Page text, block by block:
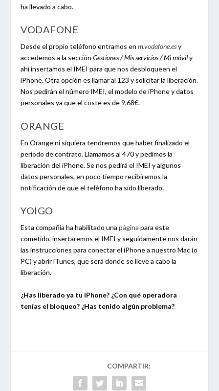
ha llevado a cabo.
VODAFONE
Desde el propio teléfono entramos enm.vodafone.esy
accedemos a la secciónGestiones / Mis servicios / Mi móvily
ahí insertamos el IMEI para que nos desbloqueen el
iPhone. Otra opción es llamar al 123 y solicitar la liberación.
Nos pedirán el número IMEI, el modelo de iPhone y datos
personales ya que el coste es de 9,68€.
ORANGE
En Orange ni siquiera tendremos que haber finalizado el
periodo de contrato. Llamamos al 470 y pedimos la
liberación del iPhone. Se nos pedirá el IMEI y algunos
datos personales, en poco tiempo recibiremos la
notificación de que el teléfono ha sido liberado.
YOIGO
Esta compañía ha habilitado unapágina para este
cometido, insertaremos el IMEI y seguidamente nos darán
las instrucciones para conectar el iPhone a nuestro Mac (o
PC) y abrir iTunes, que será donde se lleve a cabo la
liberación.
¿Has liberado ya tu iPhone? ¿Con qué operadora
tenías el bloqueo? ¿Has tenido algún problema?